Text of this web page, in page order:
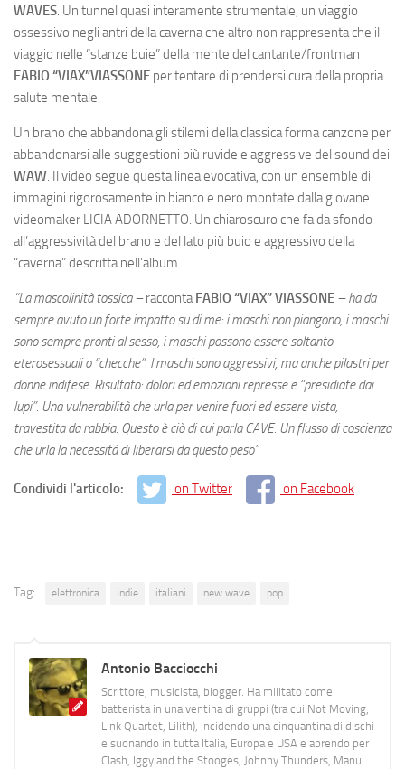
WAVES. Un tunnel quasi interamente strumentale, un viaggio
ossessivo negli antri della caverna che altro non rappresenta che il
viaggio nelle “stanze buie” della mente del cantante/frontman
FABIO “VIAX”VIASSONE per tentare di prendersi cura della propria
salute mentale.
Un brano che abbandona gli stilemi della classica forma canzone per
abbandonarsi alle suggestioni più ruvide e aggressive del sound dei
WAW. Il video segue questa linea evocativa, con un ensemble di
immagini rigorosamente in bianco e nero montate dalla giovane
videomaker LICIA ADORNETTO. Un chiaroscuro che fa da sfondo
all’aggressività del brano e del lato più buio e aggressivo della
“caverna” descritta nell’album.
“La mascolinità tossica –raccontaFABIO “VIAX” VIASSONE – ha da
sempre avuto un forte impatto su di me: i maschi non piangono, i maschi
sono sempre pronti al sesso, i maschi possono essere soltanto
eterosessuali o “checche”. I maschi sono aggressivi, ma anche pilastri per
donne indifese. Risultato: dolori ed emozioni represse e “presidiate dai
lupi”. Una vulnerabilità che urla per venire fuori ed essere vista,
travestita da rabbia. Questo è ciò di cui parla CAVE. Un flusso di coscienza
che urla la necessità di liberarsi da questo peso”
Condividi l'articolo: on Twitter on Facebook
Tag: elettronica indie italiani new wave pop
Antonio Bacciocchi
Scrittore, musicista, blogger. Ha militato come
batterista in una ventina di gruppi (tra cui Not Moving,
Link Quartet, Lilith), incidendo una cinquantina di dischi
e suonando in tutta Italia, Europa e USA e aprendo per
Clash, Iggy and the Stooges, Johnny Thunders, Manu